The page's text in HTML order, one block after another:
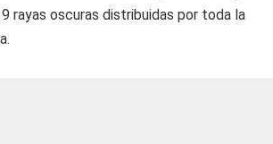
rayas oscuras distribuidas por toda la